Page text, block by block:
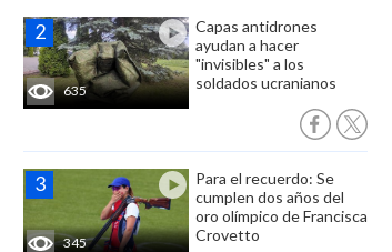
635
Capas antidrones
ayudan a hacer
"invisibles" a los
soldados ucranianos
345
Para el recuerdo: Se
cumplen dos años del
oro olímpico de Francisca
Crovetto